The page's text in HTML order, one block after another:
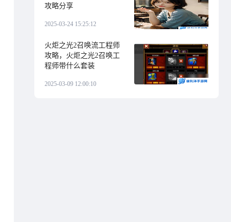
攻略分享
2025-03-24 15:25:12
火炬之光2召唤流工程师
攻略，火炬之光2召唤工
程师带什么套装
2025-03-09 12:00:10